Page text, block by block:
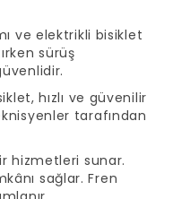
ve elektrikli bisiklet
sürüş
hızlı ve güvenilir
tarafından
hizmetleri sunar.
sağlar. Fren